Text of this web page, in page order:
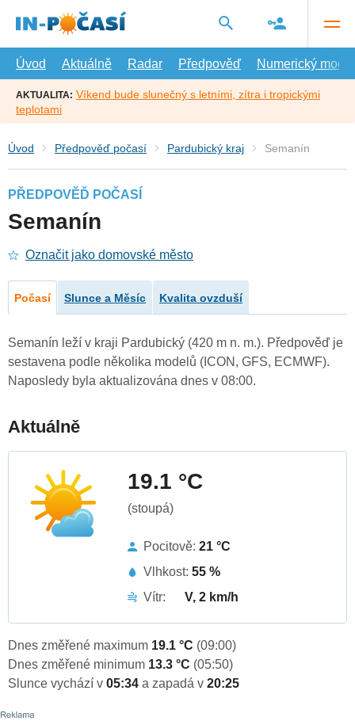
hlavní
Úvod
Aktuálně Radar Předpověď Numerický model
AKTUALITA: Víkend bude slunečný s letními, zítra i tropickými
teplotami
Úvod Předpověď počasí Pardubický kraj Semanín
PŘEDPOVĚĎ POČASÍ
Semanín
Označit jako domovské město
Počasí Slunce a Měsíc Kvalita ovzduší
Semanín leží v kraji Pardubický (420 m n. m.). Předpověď je
sestavena podle několika modelů (ICON, GFS, ECMWF).
Naposledy byla aktualizována dnes v 08:00.
Aktuálně
19.1 °C
(stoupá)
Pocitově: 21 °C
Vlhkost: 55 %
Vítr:
V, 2 km/h
Dnes změřené maximum 19.1 °C (09:00)
Dnes změřené minimum 13.3 °C (05:50)
Slunce vychází v 05:34 a zapadá v 20:25